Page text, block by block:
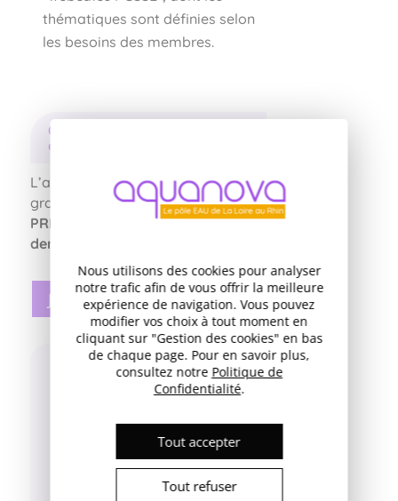
thématiques sont définies selon
les besoins des membres.
Qui peut intégrer la
communauté ?
L’accès à la communauté est
gratuit et
réservé à toutes les
PRPDE du Grand Est qui en font la
demande
Je rejoins la communauté !
Vous souhaitez en savoir
plus ? Contactez :
Nous utilisons des cookies pour analyser
notre trafic afin de vous offrir la meilleure
expérience de navigation. Vous pouvez
modifier vos choix à tout moment en
cliquant sur "Gestion des cookies" en bas
de chaque page. Pour en savoir plus,
consultez notre Politique de
Confidentialité.
Tout accepter
Tout refuser